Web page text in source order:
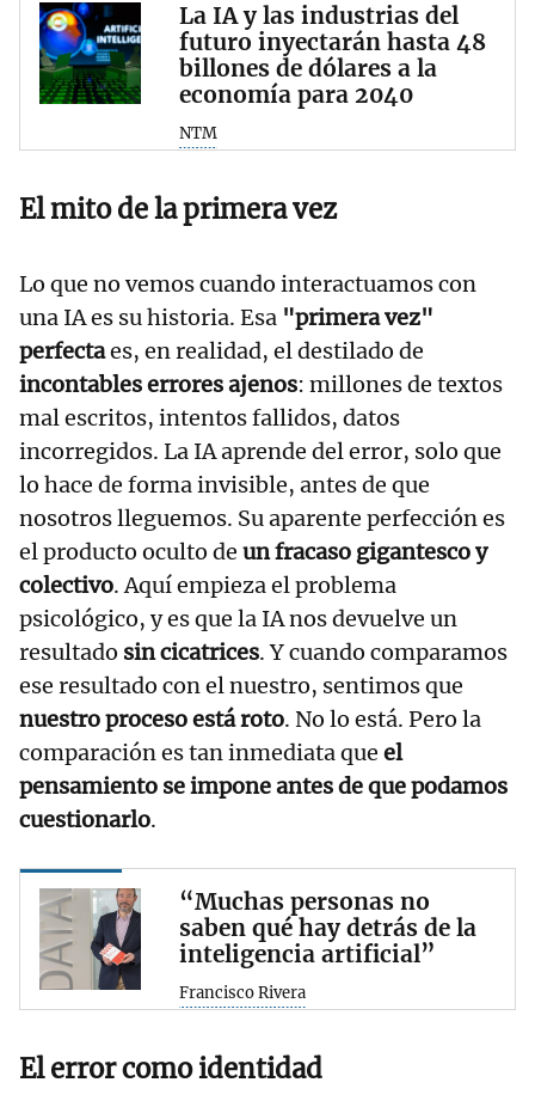
La IA y las industrias del
futuro inyectarán hasta 48
billones de dólares a la
economía para 2040
NTM
El mito de la primera vez
Lo que no vemos cuando interactuamos con
una IA es su historia. Esa "primera vez"
perfectaes, en realidad, el destilado de
incontables errores ajenos: millones de textos
mal escritos, intentos fallidos, datos
incorregidos. La IA aprende del error, solo que
lo hace de forma invisible, antes de que
nosotros lleguemos. Su aparente perfección es
el producto oculto de un fracaso gigantesco y
colectivo. Aquí empieza el problema
psicológico, y es que la IA nos devuelve un
resultado sin cicatrices. Y cuando comparamos
ese resultado con el nuestro, sentimos que
nuestro proceso está roto. No lo está. Pero la
comparación es tan inmediata que el
pensamiento se impone antes de que podamos
cuestionarlo.
“Muchas personas no
saben qué hay detrás de la
inteligencia artificial”
Francisco Rivera
El error como identidad